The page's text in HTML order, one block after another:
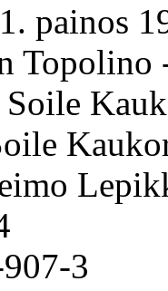
1. painos
Topolino
Soile
3